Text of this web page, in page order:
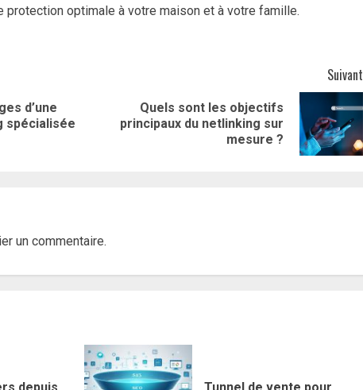
optimale à votre maison et à votre famille.
Article
d’une
spécialisée
Suivant
Quels sont les objectifs
principaux du netlinking sur
mesure ?
un commentaire.